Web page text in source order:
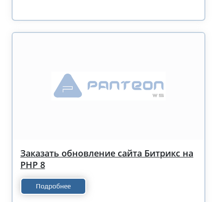
Заказать обновление сайта Битрикс на
PHP 8
Подробнее